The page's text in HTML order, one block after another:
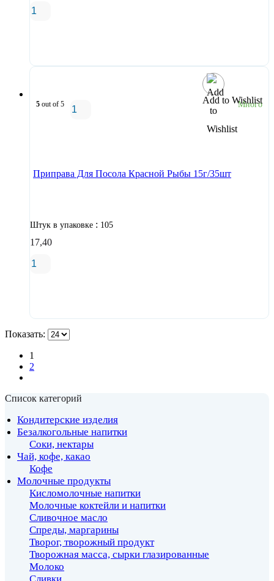
Add to Wishlist
5 out of 5 Много
Приправа Для Посола Красной Рыбы 15г/35шт
Штук в упаковке : 105
17,40
Показать:
1
2
Список категорий
Кондитерские изделия
Безалкогольные напитки
Соки, нектары
Чай, кофе, какао
Кофе
Молочные продукты
Кисломолочные напитки
Молочные коктейли и напитки
Сливочное масло
Спреды, маргарины
Творог, творожный продукт
Творожная масса, сырки глазированные
Молоко